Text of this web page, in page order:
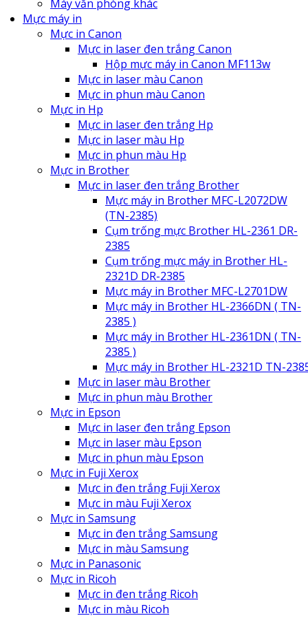
Máy văn phòng khác
Mực máy in
Mực in Canon
Mực in laser đen trắng Canon
Hộp mực máy in Canon MF113w
Mực in laser màu Canon
Mực in phun màu Canon
Mực in Hp
Mực in laser đen trắng Hp
Mực in laser màu Hp
Mực in phun màu Hp
Mực in Brother
Mực in laser đen trắng Brother
Mực máy in Brother MFC-L2072DW
(TN-2385)
Cụm trống mực Brother HL-2361 DR-
2385
Cụm trống mực máy in Brother HL-
2321D DR-2385
Mực máy in Brother MFC-L2701DW
Mực máy in Brother HL-2366DN ( TN-
2385 )
Mực máy in Brother HL-2361DN ( TN-
2385 )
Mực máy in Brother HL-2321D TN-
Mực in laser màu Brother
Mực in phun màu Brother
Mực in Epson
Mực in laser đen trắng Epson
Mực in laser màu Epson
Mực in phun màu Epson
Mực in Fuji Xerox
Mực in đen trắng Fuji Xerox
Mực in màu Fuji Xerox
Mực in Samsung
Mực in đen trắng Samsung
Mực in màu Samsung
Mực in Panasonic
Mực in Ricoh
Mực in đen trắng Ricoh
Mực in màu Ricoh